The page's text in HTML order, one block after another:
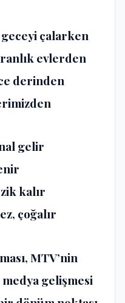
çalarken
evlerden
derinden
gelir
kalır
çoğalır
MTV’nin
medya gelişmesi